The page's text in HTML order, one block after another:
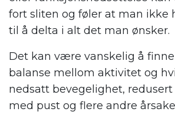
fort sliten og føler at man ikke
til å delta i alt det man ønsker.
Det kan være vanskelig å
balanse mellom aktivitet og
nedsatt bevegelighet, redusert
med pust og flere andre